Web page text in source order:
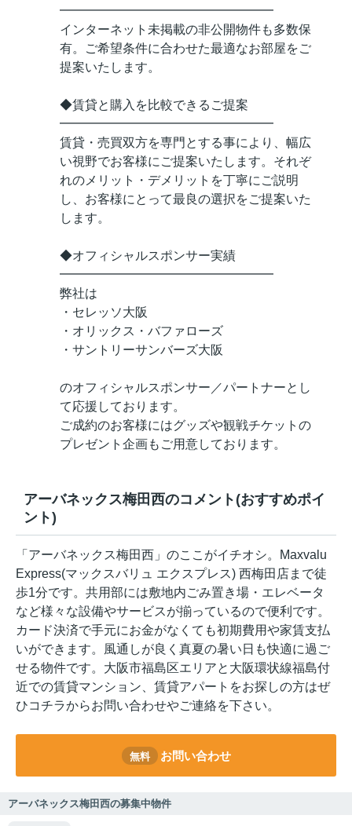
━━━━━━━━━━━━━━━━━
インターネット未掲載の非公開物件も多数保
有。ご希望条件に合わせた最適なお部屋をご
提案いたします。
◆賃貸と購入を比較できるご提案
━━━━━━━━━━━━━━━━━
賃貸・売買双方を専門とする事により、幅広
い視野でお客様にご提案いたします。それぞ
れのメリット・デメリットを丁寧にご説明
し、お客様にとって最良の選択をご提案いた
します。
◆オフィシャルスポンサー実績
━━━━━━━━━━━━━━━━━
弊社は
・セレッソ大阪
・オリックス・バファローズ
・サントリーサンバーズ大阪
のオフィシャルスポンサー／パートナーとし
て応援しております。
ご成約のお客様にはグッズや観戦チケットの
プレゼント企画もご用意しております。
アーバネックス梅田西のコメント(おすすめポイ
ント)
「アーバネックス梅田西」のここがイチオシ。Maxvalu
Express(マックスバリュ エクスプレス) 西梅田店まで徒
歩1分です。共用部には敷地内ごみ置き場・エレベータ
など様々な設備やサービスが揃っているので便利です。
カード決済で手元にお金がなくても初期費用や家賃支払
いができます。風通しが良く真夏の暑い日も快適に過ご
せる物件です。大阪市福島区エリアと大阪環状線福島付
近での賃貸マンション、賃貸アパートをお探しの方はぜ
ひコチラからお問い合わせやご連絡を下さい。
無料 お問い合わせ
アーバネックス梅田西の募集中物件